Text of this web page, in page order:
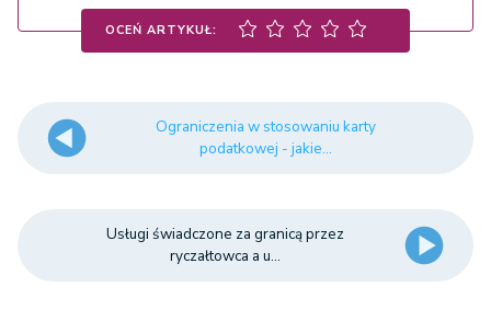
OCEŃ ARTYKUŁ:
Ograniczenia w stosowaniu karty
podatkowej - jakie...
Usługi świadczone za granicą przez
ryczałtowca a u...